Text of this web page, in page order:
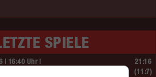
SPIELE
| 16:40 Uhr |
21:16
(11:7)